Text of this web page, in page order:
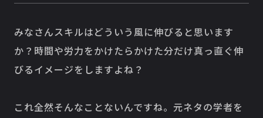
みなさんスキルはどういう風に伸びると思います
か？時間や労力をかけたらかけた分だけ真っ直ぐ伸
びるイメージをしますよね？
これ全然そんなことないんですね。元ネタの学者を